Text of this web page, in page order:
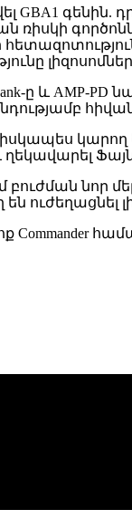
GBA1
ը և AMP-
իսկապես
ղեկավարել
բուժման նոր
են